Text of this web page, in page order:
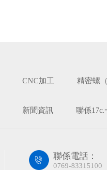
CNC加工 精密螺
新聞資訊 聯係17c.
聯係電話：
0769-83315100